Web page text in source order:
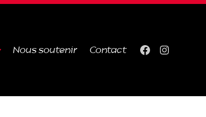
Nous soutenir Contact Facebook